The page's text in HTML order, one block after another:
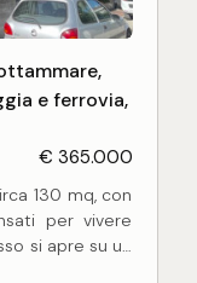
e ferrovia,
€ 365.000
130 mq, con
per vivere
si apre su un